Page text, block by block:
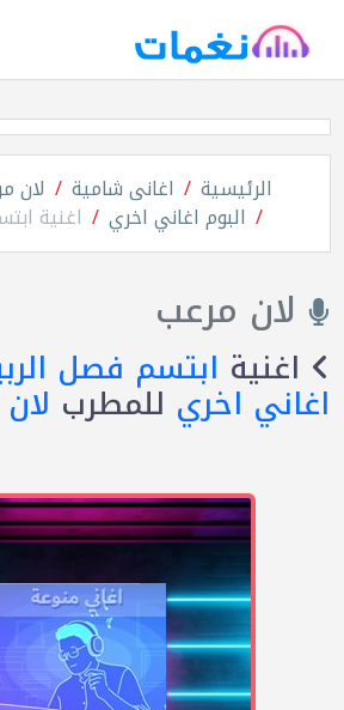
الرئيسية اغانى شامية لان
البوم اغاني اخري اغنية
لان مرعب
اغنية ابتسم فصل
اغاني اخري للمطرب